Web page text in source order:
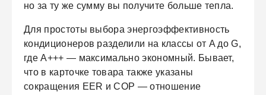
но за ту же сумму вы получите больше тепла.
Для простоты выбора энергоэффективность
кондиционеров разделили на классы от A до G,
где А+++ — максимально экономный. Бывает,
что в карточке товара также указаны
сокращения EER и COP — отношение